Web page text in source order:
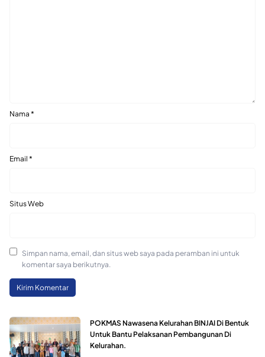
Nama *
Email *
Situs Web
Simpan nama, email, dan situs web saya pada peramban ini untuk
komentar saya berikutnya.
POKMAS Nawasena Kelurahan BINJAI Di Bentuk
Untuk Bantu Pelaksanan Pembangunan Di
Kelurahan.